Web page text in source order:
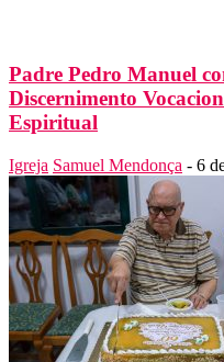
Padre Pedro Manuel
Discernimento
Espiritual
Igreja Samuel Mendonça - 6